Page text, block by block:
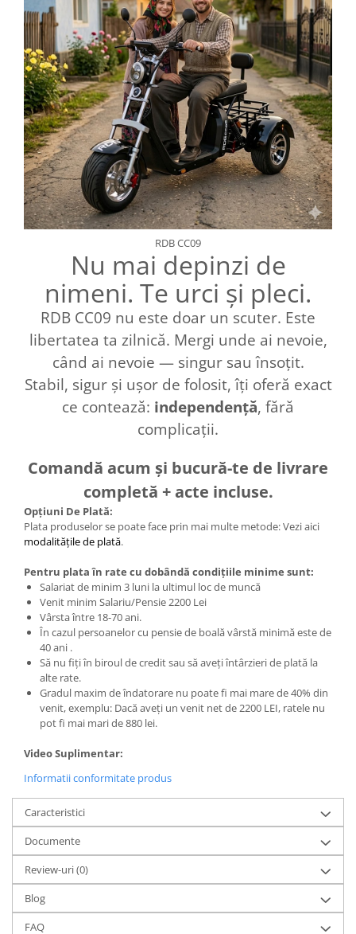
RDB CC09
Nu mai depinzi de
nimeni. Te urci și pleci.
RDB CC09 nu este doar un scuter. Este
libertatea ta zilnică. Mergi unde ai nevoie,
când ai nevoie — singur sau însoțit.
Stabil, sigur și ușor de folosit, îți oferă exact
ce contează: independență, fără
complicații.
Comandă acum și bucură-te de livrare
completă + acte incluse.
Opțiuni De Plată:
Plata produselor se poate face prin mai multe metode: Vezi aici
modalitățile de plată.
Pentru plata în rate cu dobândă condițiile minime sunt:
Salariat de minim 3 luni la ultimul loc de muncă
Venit minim Salariu/Pensie 2200 Lei
Vârsta între 18-70 ani.
În cazul persoanelor cu pensie de boală vârstă minimă este de
40 ani .
Să nu fiți în biroul de credit sau să aveți întârzieri de plată la
alte rate.
Gradul maxim de îndatorare nu poate fi mai mare de 40% din
venit, exemplu: Dacă aveți un venit net de 2200 LEI, ratele nu
pot fi mai mari de 880 lei.
Video Suplimentar:
Informatii conformitate produs
Caracteristici
Documente
Review-uri(0)
Blog
FAQ